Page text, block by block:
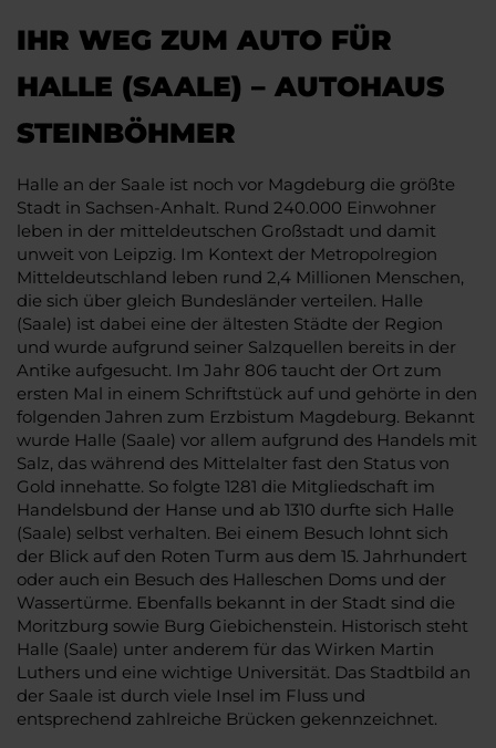
IHR WEG ZUM AUTO FÜR
HALLE (SAALE) – AUTOHAUS
STEINBÖHMER
Halle an der Saale ist noch vor Magdeburg die größte
Stadt in Sachsen-Anhalt. Rund 240.000 Einwohner
leben in der mitteldeutschen Großstadt und damit
unweit von Leipzig. Im Kontext der Metropolregion
Mitteldeutschland leben rund 2,4 Millionen Menschen,
die sich über gleich Bundesländer verteilen. Halle
(Saale) ist dabei eine der ältesten Städte der Region
und wurde aufgrund seiner Salzquellen bereits in der
Antike aufgesucht. Im Jahr 806 taucht der Ort zum
ersten Mal in einem Schriftstück auf und gehörte in den
folgenden Jahren zum Erzbistum Magdeburg. Bekannt
wurde Halle (Saale) vor allem aufgrund des Handels mit
Salz, das während des Mittelalter fast den Status von
Gold innehatte. So folgte 1281 die Mitgliedschaft im
Handelsbund der Hanse und ab 1310 durfte sich Halle
(Saale) selbst verhalten. Bei einem Besuch lohnt sich
der Blick auf den Roten Turm aus dem 15. Jahrhundert
oder auch ein Besuch des Halleschen Doms und der
Wassertürme. Ebenfalls bekannt in der Stadt sind die
Moritzburg sowie Burg Giebichenstein. Historisch steht
Halle (Saale) unter anderem für das Wirken Martin
Luthers und eine wichtige Universität. Das Stadtbild an
der Saale ist durch viele Insel im Fluss und
entsprechend zahlreiche Brücken gekennzeichnet.